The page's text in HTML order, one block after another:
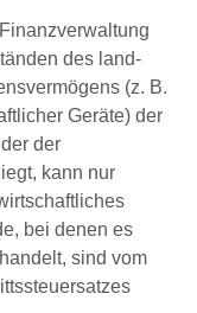
des land-
(z. B.
Geräte) der
der
kann nur
bei denen es
sind vom